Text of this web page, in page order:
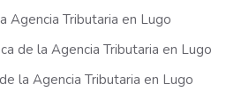
Agencia Tributaria en Lugo
de la Agencia Tributaria en Lugo
la Agencia Tributaria en Lugo